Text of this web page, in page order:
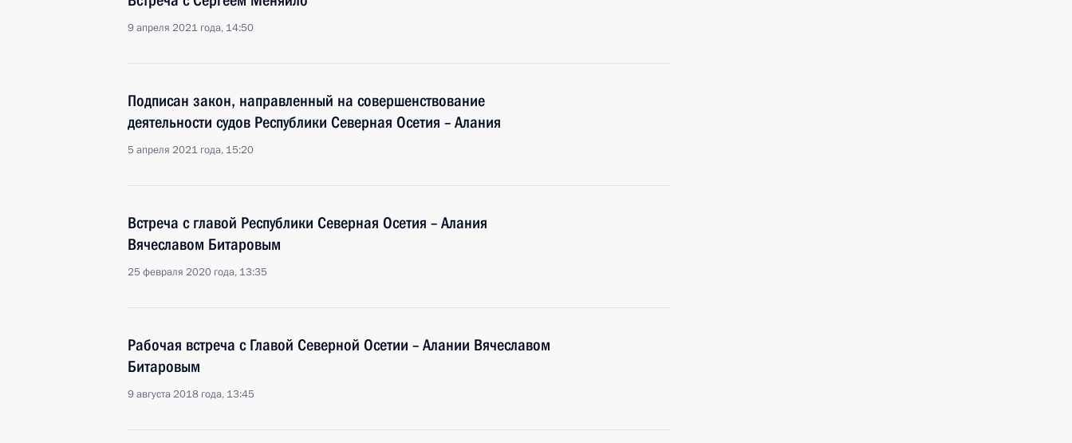
9 апреля 2021 года, 14:50
Подписан закон, направленный на совершенствование
деятельности судов Республики Северная Осетия – Алания
5 апреля 2021 года, 15:20
Встреча с главой Республики Северная Осетия – Алания
Вячеславом Битаровым
25 февраля 2020 года, 13:35
Рабочая встреча с Главой Северной Осетии – Алании Вячеславом
Битаровым
9 августа 2018 года, 13:45